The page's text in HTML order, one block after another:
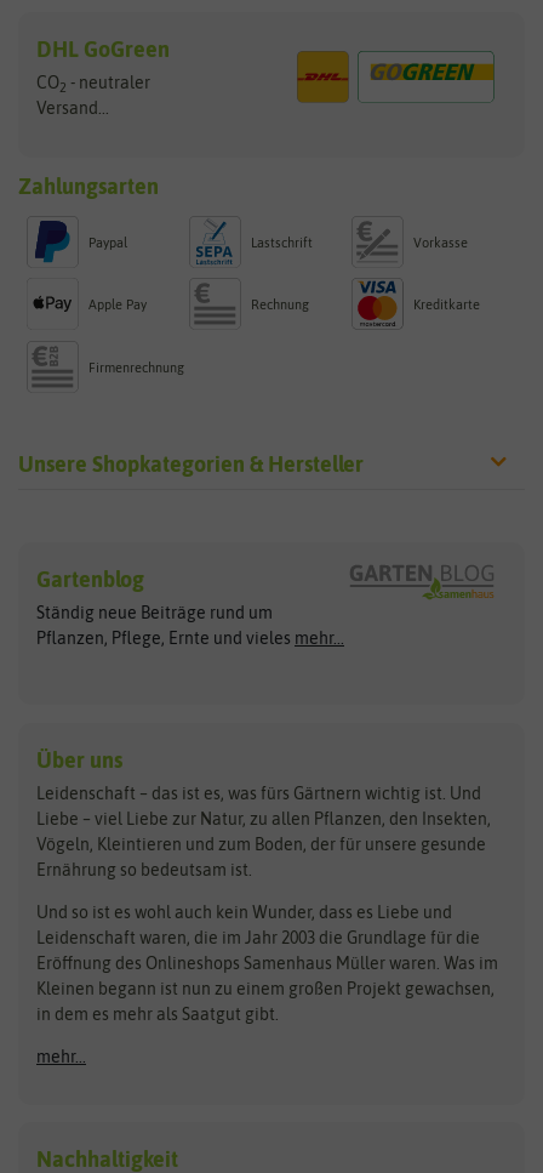
DHL GoGreen
CO2 - neutraler
Versand...
Zahlungsarten
Paypal Lastschrift Vorkasse
Apple Pay Rechnung Kreditkarte
Firmenrechnung
Unsere Shopkategorien & Hersteller
Exotische Samen
Gemüsesamen
Gründünger
Kräutersamen
Obstsamen
Pilzbrut
Rasensamen
Steckzwiebeln
Zimmer & Kübelpflanzen
Kataloge
Schnäppchen
Anzucht & Gartenzubehör
Anzuchtschalen
Arche Noah
ASB Greenworld
Benary
Bingenheimer Saatgut
Bionana
BIOWOL
Blumicorn
Bûten Birds
Carl Pabst
Clever Pots
COMPO
Dürr-Samen
Feldsaaten Freudenberger
Fertil
Flora Elite
Gartenblog
Ständig neue Beiträge rund um
Pflanzen, Pflege, Ernte und vieles mehr...
Über uns
Leidenschaft – das ist es, was fürs Gärtnern wichtig ist. Und
Liebe – viel Liebe zur Natur, zu allen Pflanzen, den Insekten,
Vögeln, Kleintieren und zum Boden, der für unsere gesunde
Ernährung so bedeutsam ist.
Und so ist es wohl auch kein Wunder, dass es Liebe und
Leidenschaft waren, die im Jahr 2003 die Grundlage für die
Eröffnung des Onlineshops Samenhaus Müller waren. Was im
Kleinen begann ist nun zu einem großen Projekt gewachsen,
in dem es mehr als Saatgut gibt.
mehr...
Nachhaltigkeit